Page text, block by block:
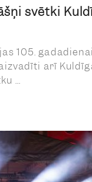
svētki
105.
arī
...